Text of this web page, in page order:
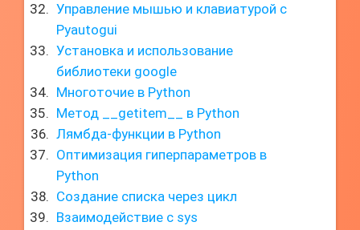
Управление мышью и клавиатурой с
Pyautogui
Установка и использование
библиотеки google
Многоточие в Python
Метод __getitem__ в Python
Лямбда-функции в Python
Оптимизация гиперпараметров в
Python
Создание списка через цикл
Взаимодействие с sys